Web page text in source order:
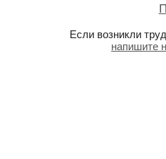
Если возникли
напишите